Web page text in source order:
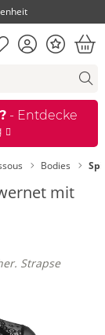
Merkliste
KontoBonus
- Entdecke
Bodies
mit
Strapse